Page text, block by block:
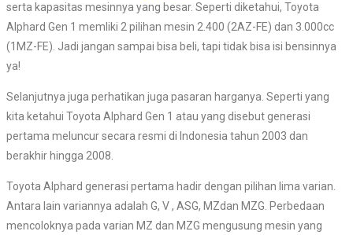
serta kapasitas mesinnya yang besar. Seperti diketahui, Toyota
Alphard Gen 1 memliki 2 pilihan mesin 2.400 (2AZ-FE) dan 3.000cc
(1MZ-FE). Jadi jangan sampai bisa beli, tapi tidak bisa isi bensinnya
ya!
Selanjutnya juga perhatikan juga pasaran harganya. Seperti yang
kita ketahui Toyota Alphard Gen 1 atau yang disebut generasi
pertama meluncur secara resmi di Indonesia tahun 2003 dan
berakhir hingga 2008.
Toyota Alphard generasi pertama hadir dengan pilihan lima varian.
Antara lain variannya adalah G, V , ASG, MZdan MZG. Perbedaan
mencoloknya pada varian MZ dan MZG mengusung mesin yang